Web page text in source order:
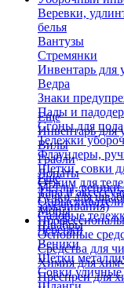
Веревки,
белья
Вантузы
Стремянки
Инвентарь для
Ведра
Знаки
Пады и
Сгоны для пола
Тележки
Флаундеры,
Щетки, совки
Отжим для
Ручки для
Мопы
Швабры
Еще
Инвентарь для
Вилы
Грабли
Лопаты
Метлы, веники,
Садовые
Черенки
Веники
Щетки
Совки уличные
Еще
Тара и
замачивания)
Основные
Средства для
Химия для
Преспреи для